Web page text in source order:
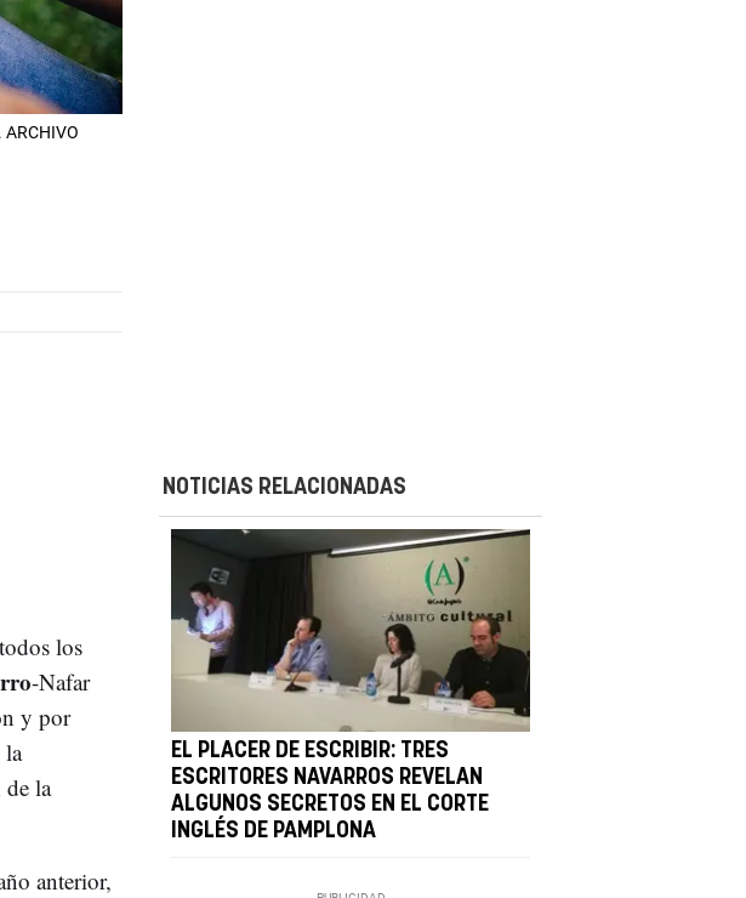
los
-Nafar
y por
la
anterior,
NOTICIAS RELACIONADAS
EL PLACER DE ESCRIBIR: TRES
ESCRITORES NAVARROS REVELAN
ALGUNOS SECRETOS EN EL CORTE
INGLÉS DE PAMPLONA